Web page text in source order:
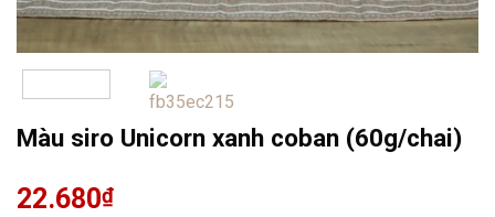
Màu siro Unicorn xanh coban (60g/chai)
22.680₫